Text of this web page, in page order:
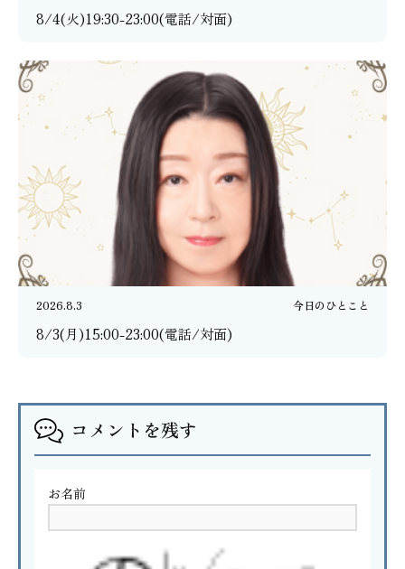
8/4(火)19:30-23:00(電話/対面)
2026.8.3 今日のひとこと
8/3(月)15:00-23:00(電話/対面)
コメントを残す
お名前